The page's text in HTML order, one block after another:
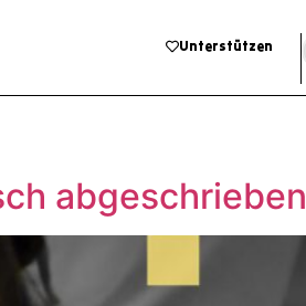
Unterstützen
abgeschrieben